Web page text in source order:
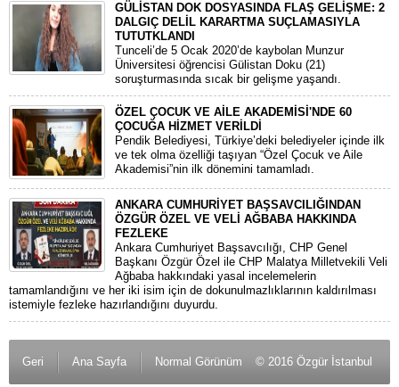
GÜLİSTAN DOK DOSYASINDA FLAŞ GELİŞME: 2
DALGIÇ DELİL KARARTMA SUÇLAMASIYLA
TUTUTKLANDI
​Tunceli’de 5 Ocak 2020’de kaybolan Munzur
Üniversitesi öğrencisi Gülistan Doku (21)
soruşturmasında sıcak bir gelişme yaşandı.
ÖZEL ÇOCUK VE AİLE AKADEMİSİ'NDE 60
ÇOCUĞA HİZMET VERİLDİ
Pendik Belediyesi, Türkiye’deki belediyeler içinde ilk
ve tek olma özelliği taşıyan “Özel Çocuk ve Aile
Akademisi”nin ilk dönemini tamamladı.
ANKARA CUMHURİYET BAŞSAVCILIĞINDAN
ÖZGÜR ÖZEL VE VELİ AĞBABA HAKKINDA
FEZLEKE
​Ankara Cumhuriyet Başsavcılığı, CHP Genel
Başkanı Özgür Özel ile CHP Malatya Milletvekili Veli
Ağbaba hakkındaki yasal incelemelerin
tamamlandığını ve her iki isim için de dokunulmazlıklarının kaldırılması
istemiyle fezleke hazırlandığını duyurdu.
Geri Ana Sayfa Normal Görünüm © 2016 Özgür İstanbul